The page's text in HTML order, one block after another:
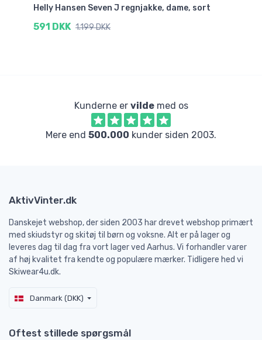
Helly Hansen Seven J regnjakke, dame, sort
591 DKK 1.199 DKK
Kunderne er vildemed os
Mere end 500.000 kunder siden 2003.
AktivVinter.dk
Danskejet webshop, der siden 2003 har drevet webshop primært
med skiudstyr og skitøj til børn og voksne. Alt er på lager og
leveres dag til dag fra vort lager ved Aarhus. Vi forhandler varer
af høj kvalitet fra kendte og populære mærker. Tidligere hed vi
Skiwear4u.dk.
Danmark (DKK)
Oftest stillede spørgsmål